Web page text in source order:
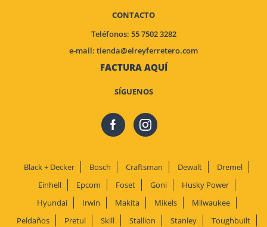
CONTACTO
Teléfonos: 55 7502 3282
e-mail: tienda@elreyferretero.com
FACTURA AQUÍ
SÍGUENOS
Black + Decker Bosch Craftsman Dewalt
Dremel
Einhell
Epcom Foset Goni
Husky Power
Hyundai
Irwin Makita Mikels
Milwaukee
Peldaños
Pretul Skill Stallion Stanley Toughbuilt